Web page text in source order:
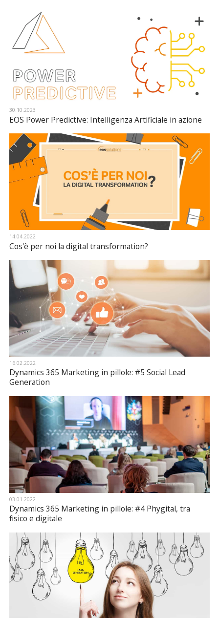
30.10.2023
EOS Power Predictive: Intelligenza Artificiale in azione
14.04.2022
Cos'è per noi la digital transformation?
16.02.2022
Dynamics 365 Marketing in pillole: #5 Social Lead
Generation
03.01.2022
Dynamics 365 Marketing in pillole: #4 Phygital, tra
fisico e digitale